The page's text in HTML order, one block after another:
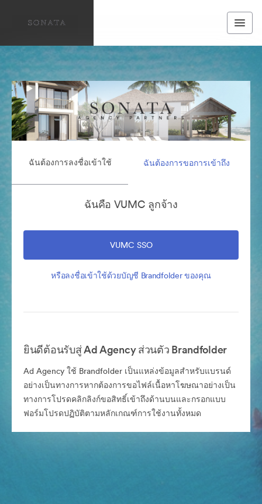
ฉันต้องการลงชื่อเข้าใช้ ฉันต้องการขอการเข้าถึง
ฉันคือ VUMC ลูกจ้าง
VUMC SSO
หรือลงชื่อเข้าใช้ด้วยบัญชี Brandfolder ของคุณ
ยินดีต้อนรับสู่ Ad Agency ส่วนตัว Brandfolder
Ad Agency ใช้ Brandfolder เป็นแหล่งข้อมูลสำหรับแบรนด์
อย่างเป็นทางการหากต้องการขอไฟล์เนื้อหาโฆษณาอย่างเป็น
ทางการโปรดคลิกลิงก์ขอสิทธิ์เข้าถึงด้านบนและกรอกแบบ
ฟอร์มโปรดปฏิบัติตามหลักเกณฑ์การใช้งานทั้งหมด